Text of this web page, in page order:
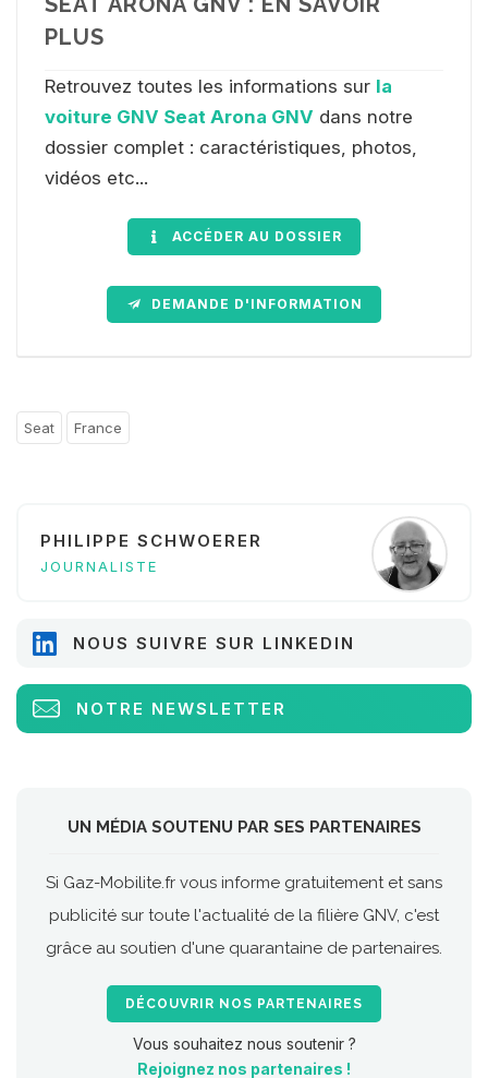
PLUS
Retrouvez toutes les informations sur la
voiture GNV Seat Arona GNV dans notre
dossier complet : caractéristiques, photos,
vidéos etc...
ACCÉDER AU DOSSIER
DEMANDE D'INFORMATION
Seat France
PHILIPPE SCHWOERER
JOURNALISTE
NOUS SUIVRE SUR LINKEDIN
NOTRE NEWSLETTER
UN MÉDIA SOUTENU PAR SES PARTENAIRES
Si Gaz-Mobilite.fr vous informe gratuitement et sans
publicité sur toute l'actualité de la filière GNV, c'est
grâce au soutien d'une quarantaine de partenaires.
DÉCOUVRIR NOS PARTENAIRES
Vous souhaitez nous soutenir ?
Rejoignez nos partenaires !